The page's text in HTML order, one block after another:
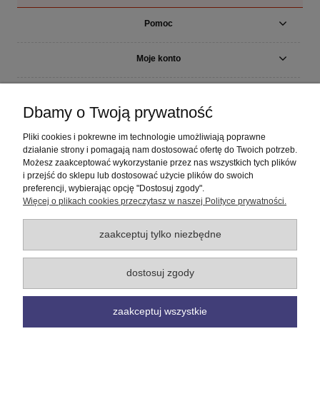
Pomoc
Moje konto
O nas
pokaż pełną wersję strony
Sklep internetowy Shoper Premium
Dbamy o Twoją prywatność
Pliki cookies i pokrewne im technologie umożliwiają poprawne
działanie strony i pomagają nam dostosować ofertę do Twoich potrzeb.
Możesz zaakceptować wykorzystanie przez nas wszystkich tych plików
i przejść do sklepu lub dostosować użycie plików do swoich
preferencji, wybierając opcję "Dostosuj zgody".
Więcej o plikach cookies przeczytasz w naszej Polityce prywatności.
zaakceptuj tylko niezbędne
dostosuj zgody
zaakceptuj wszystkie